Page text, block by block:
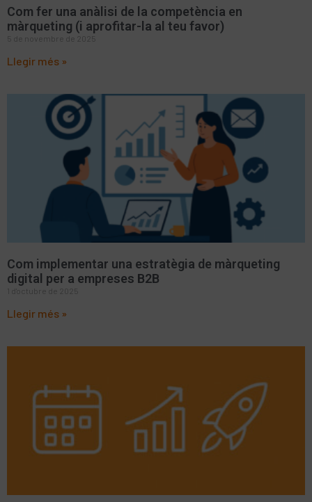
Com fer una anàlisi de la competència en
màrqueting (i aprofitar-la al teu favor)
5 de novembre de 2025
Llegir més »
Com implementar una estratègia de màrqueting
digital per a empreses B2B
1 d'octubre de 2025
Llegir més »